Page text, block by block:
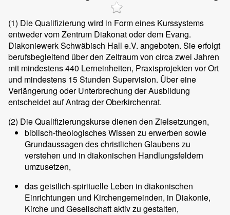
(1) Die Qualifizierung wird in Form eines Kurssystems
entweder vom Zentrum Diakonat oder dem Evang.
Diakoniewerk Schwäbisch Hall e.V. angeboten. Sie erfolgt
berufsbegleitend über den Zeitraum von circa zwei Jahren
mit mindestens 440 Lerneinheiten, Praxisprojekten vor Ort
und mindestens 15 Stunden Supervision. Über eine
Verlängerung oder Unterbrechung der Ausbildung
entscheidet auf Antrag der Oberkirchenrat.
(2) Die Qualifizierungskurse dienen den Zielsetzungen,
biblisch-theologisches Wissen zu erwerben sowie
Grundaussagen des christlichen Glaubens zu
verstehen und in diakonischen Handlungsfeldern
umzusetzen,
das geistlich-spirituelle Leben in diakonischen
Einrichtungen und Kirchengemeinden, in Diakonie,
Kirche und Gesellschaft aktiv zu gestalten,